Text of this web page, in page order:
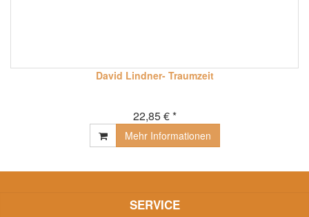
David Lindner- Traumzeit
22,85 € *
Mehr Informationen
SERVICE